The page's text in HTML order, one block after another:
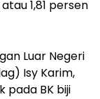
1,81 persen
Luar Negeri
Isy Karim,
pada BK biji